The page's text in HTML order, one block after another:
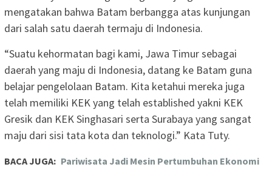
mengatakan bahwa Batam berbangga atas kunjungan
dari salah satu daerah termaju di Indonesia.
“Suatu kehormatan bagi kami, Jawa Timur sebagai
daerah yang maju di Indonesia, datang ke Batam guna
belajar pengelolaan Batam. Kita ketahui mereka juga
telah memiliki KEK yang telah established yakni KEK
Gresik dan KEK Singhasari serta Surabaya yang sangat
maju dari sisi tata kota dan teknologi.” Kata Tuty.
BACA JUGA: Pariwisata Jadi Mesin Pertumbuhan Ekonomi